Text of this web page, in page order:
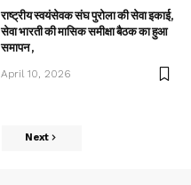
राष्ट्रीय स्वयंसेवक संघ पुरोला की सेवा इकाई,
सेवा भारती की मासिक समीक्षा बैठक का हुआ
समापन ,
April 10, 2026
Next